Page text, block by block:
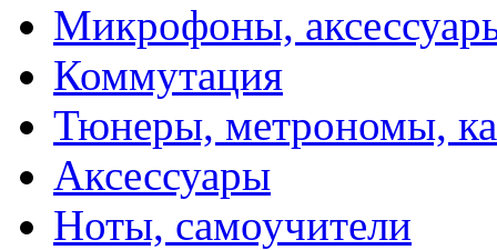
Микрофоны,
Коммутация
Тюнеры, метрономы,
Аксессуары
Ноты, самоучители